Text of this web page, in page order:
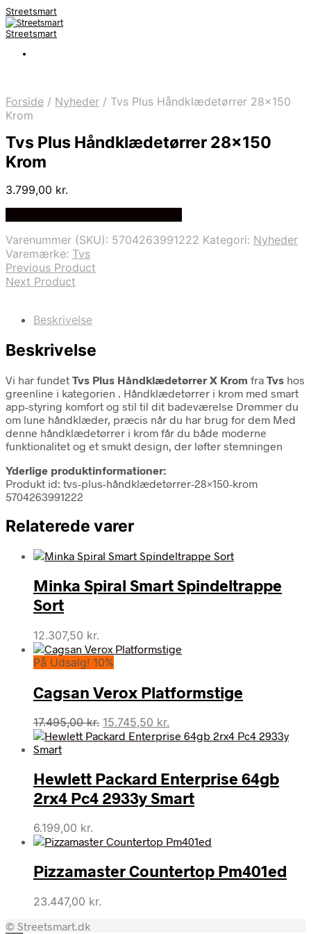
Streetsmart
Streetsmart
Forside / Nyheder / Tvs Plus Håndklædetørrer 28×150
Krom
Tvs Plus Håndklædetørrer 28×150
Krom
3.799,00 kr.
Varenummer (SKU): 5704263991222 Kategori: Nyheder
Varemærke: Tvs
Previous Product
Next Product
Beskrivelse
Beskrivelse
Vi har fundet Tvs Plus Håndklædetørrer X Krom fra Tvs hos
greenline i kategorien . Håndklædetørrer i krom med smart
app-styring komfort og stil til dit badeværelse Drømmer du
om lune håndklæder, præcis når du har brug for dem Med
denne håndklædetørrer i krom får du både moderne
funktionalitet og et smukt design, der løfter stemningen
Yderlige produktinformationer:
Produkt id: tvs-plus-håndklædetørrer-28×150-krom
5704263991222
Relaterede varer
Minka Spiral Smart Spindeltrappe
Sort
12.307,50 kr.
På Udsalg! 10%
Cagsan Verox Platformstige
17.495,00kr. Den
oprindelige
17.495,00 kr..
15.745,50 kr.
aktuelle
15.745,50 kr..
Hewlett Packard Enterprise 64gb
2rx4 Pc4 2933y Smart
6.199,00 kr.
Pizzamaster Countertop Pm401ed
23.447,00 kr.
© Streetsmart.dk